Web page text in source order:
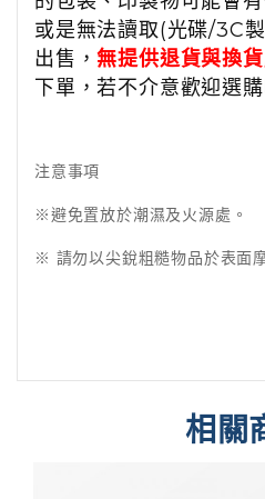
或是無法讀取(光碟/3C
出售，無提供退貨與換
下單，若不介意歡迎選購
注意事項
※避免置放於潮濕及火源處。
※ 請勿以尖銳粗糙物品於表面
相關